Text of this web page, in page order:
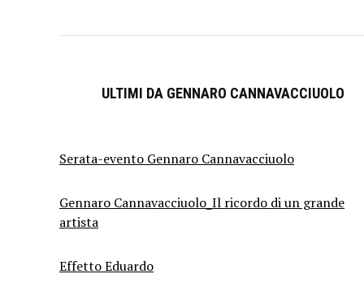
ULTIMI DA GENNARO CANNAVACCIUOLO
Serata-evento Gennaro Cannavacciuolo
Gennaro Cannavacciuolo_Il ricordo di un grande
artista
Effetto Eduardo